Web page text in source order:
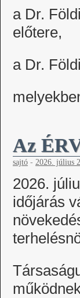
a Dr.
előtere,
a Dr.
Az
sajtó - 2026. július
2026.
időjárás